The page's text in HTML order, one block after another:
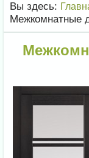
Вы здесь:
Межкомнатные